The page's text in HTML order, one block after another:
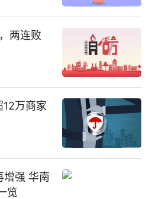
两连败
12万商家
增强 华南
览